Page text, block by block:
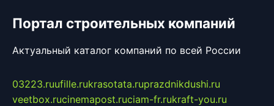
Портал строительных компаний
Актуальный каталог компаний по всей России
03223.ruufille.rukrasotata.ruprazdnikdushi.ru
veetbox.rucinemapost.ruciam-fr.rukraft-you.ru